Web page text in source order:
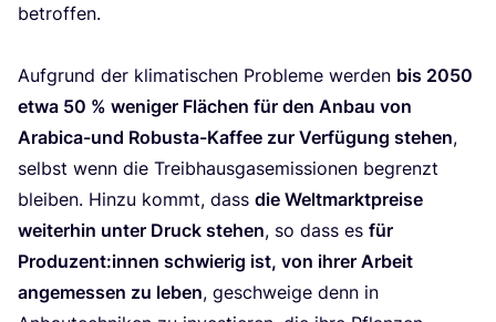
betrof­fen.
Auf­grund der kli­ma­ti­schen Pro­ble­me wer­den bis 2050
etwa 50 % weni­ger Flä­chen für den Anbau von
Ara­bica-und Robus­ta-Kaf­fee zur Ver­fü­gung ste­hen,
selbst wenn die Treib­haus­gas­emis­sio­nen begrenzt
blei­ben. Hin­zu kommt, dass die Welt­markt­prei­se
wei­ter­hin unter Druck ste­hen, so dass es für
Produzent:innen schwie­rig ist, von ihrer Arbeit
ange­mes­sen zu leben, geschwei­ge denn in